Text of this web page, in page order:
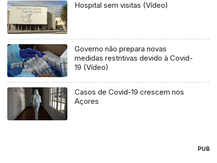
Hospital sem visitas (Vídeo)
Governo não prepara novas
medidas restritivas devido à Covid-
19 (Vídeo)
Casos de Covid-19 crescem nos
Açores
PUB